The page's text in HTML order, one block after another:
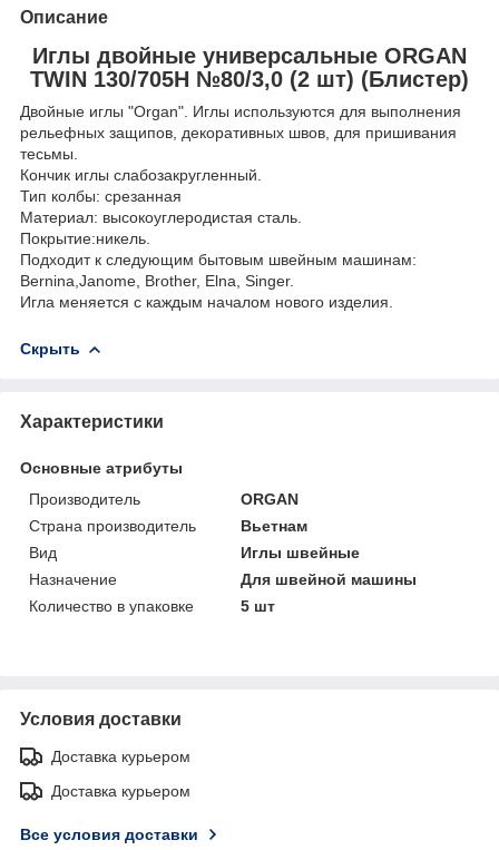
Описание
Иглы двойные универсальные ORGAN
TWIN 130/705H №80/3,0 (2 шт) (Блистер)
Двойные иглы "Organ". Иглы используются для выполнения
рельефных защипов, декоративных швов, для пришивания
тесьмы.
Кончик иглы слабозакругленный.
Тип колбы: срезанная
Материал: высокоуглеродистая сталь.
Покрытие:никель.
Подходит к следующим бытовым швейным машинам:
Bernina,Janome, Brother, Elna, Singer.
Игла меняется с каждым началом нового изделия.
Скрыть
Характеристики
Основные атрибуты
Производитель
ORGAN
Страна производитель
Вьетнам
Вид
Иглы швейные
Назначение
Для швейной машины
Количество в упаковке
5 шт
Условия доставки
Доставка курьером
Доставка курьером
Все условия доставки